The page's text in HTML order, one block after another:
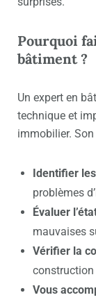
Pourquoi
bâtiment ?
Un expert en
technique et
immobilier. Son
Identifier
problèmes
Évaluer
mauvaises
Vérifier la
construction
Vous